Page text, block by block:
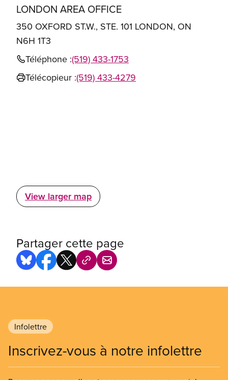
LONDON AREA OFFICE
350 OXFORD ST.W., STE. 101 LONDON, ON
N6H 1T3
Téléphone :(519) 433-1753
Télécopieur :(519) 433-4279
View larger map
Partager cette page
Infolettre
Inscrivez-vous à notre infolettre